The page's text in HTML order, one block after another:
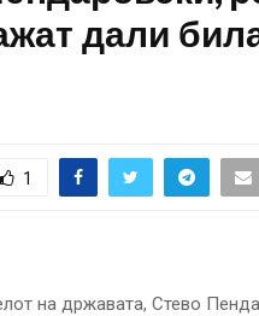
дали
1
на државата, Стево